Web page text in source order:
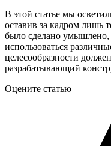
В этой статье мы
оставив за кадром лишь
было сделано умышлено,
использоваться
целесообразности
разрабатывающий
Оцените статью